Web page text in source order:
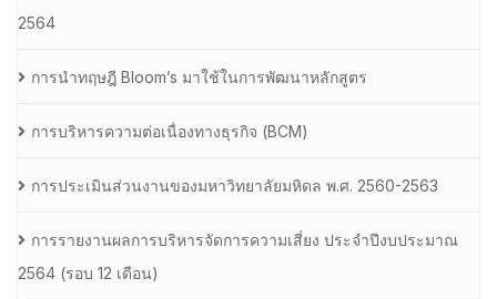
2564
การนำทฤษฎี Bloom’s มาใช้ในการพัฒนาหลักสูตร
การบริหารความต่อเนื่องทางธุรกิจ (BCM)
การประเมินส่วนงานของมหาวิทยาลัยมหิดล พ.ศ. 2560-2563
การรายงานผลการบริหารจัดการความเสี่ยง ประจำปีงบประมาณ
2564 (รอบ 12 เดือน)